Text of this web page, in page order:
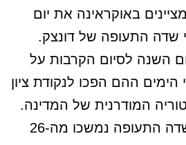
מציינים באוקראינה את יום
שדה התעופה של דונצק.
השנה לסיום הקרבות על
הימים ההם הפכו לנקודת ציון
המודרנית של המדינה.
הקרבות על שדה התעופה נמשכו מה-26